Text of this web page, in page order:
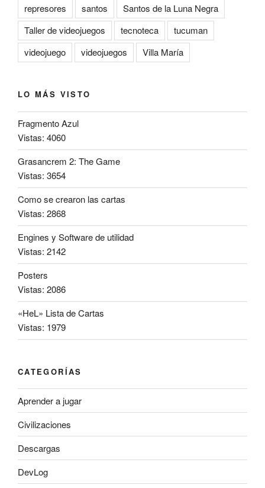
represores santos
Santos de la Luna Negra
Taller de videojuegos
tecnoteca
tucuman
videojuego
videojuegos Villa María
LO MÁS VISTO
Fragmento Azul
Vistas: 4060
Grasancrem 2: The Game
Vistas: 3654
Como se crearon las cartas
Vistas: 2868
Engines y Software de utilidad
Vistas: 2142
Posters
Vistas: 2086
«HeL» Lista de Cartas
Vistas: 1979
CATEGORÍAS
Aprender a jugar
Civilizaciones
Descargas
DevLog